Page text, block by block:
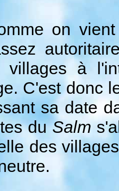
on vient
villages à
C'est donc
sa date
duSalm
des